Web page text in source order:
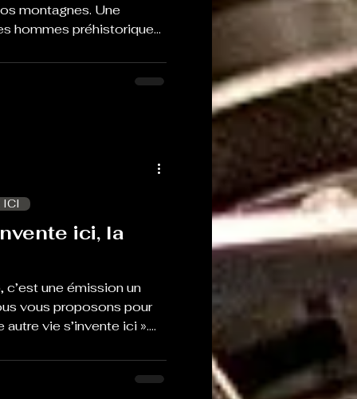
montagnes. Une
hommes préhistoriques
Et pour en parler,
chargé de mission au
ici, la
c’est une émission un
vous proposons pour
vie s’invente ici ».
mais à Montels, à la
du Syndicat mixte du
ICI